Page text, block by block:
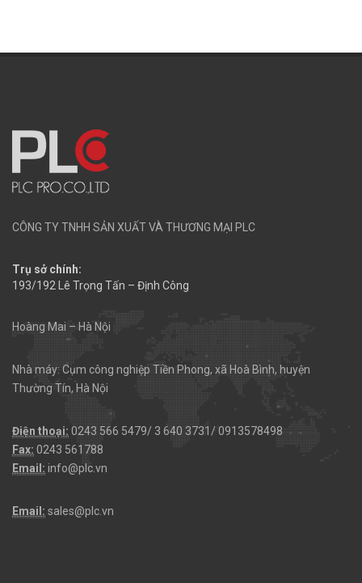
CÔNG TY TNHH SẢN XUẤT VÀ THƯƠNG MẠI PLC
Trụ sở chính:
193/192 Lê Trọng Tấn – Định Công
Hoàng Mai – Hà Nội
Nhà máy: Cụm công nghiệp Tiền Phong, xã Hoà Bình, huyện
Thường Tín, Hà Nội
Điện thoại: 0243 566 5479/ 3 640 3731/ 0913578498
Fax: 0243 561788
Email: info@plc.vn
Email: sales@plc.vn